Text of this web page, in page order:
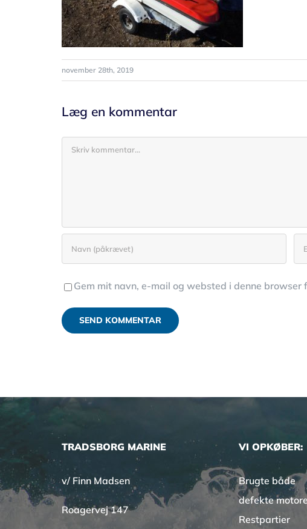
november 28th, 2019
Læg en kommentar
Comment
Gem mit navn, e-mail og websted i denne
TRADSBORG MARINE
v/ Finn Madsen
Roagervej 147
VI OPKØBER:
Brugte både
defekte
Restpartier